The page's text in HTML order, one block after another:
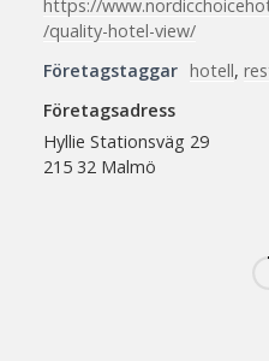
https://
/quality-hotel-view/
Företagstaggar hotell,
Företagsadress
Hyllie Stationsväg 29
215 32 Malmö